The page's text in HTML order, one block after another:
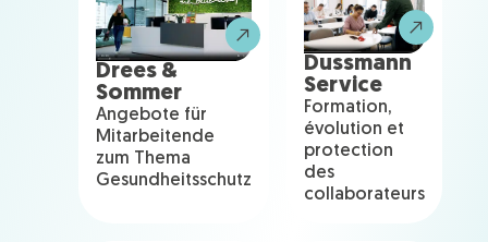
Drees &
Sommer
Angebote für
Mitarbeitende
zum Thema
Gesundheitsschutz
Dussmann
Service
Formation,
évolution et
protection
des
collaborateurs